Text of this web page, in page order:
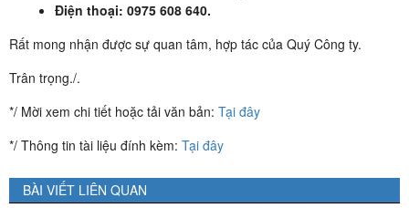
Điện thoại: 0975 608 640.
Rất mong nhận được sự quan tâm, hợp tác của Quý Công ty.
Trân trọng./.
*/ Mời xem chi tiết hoặc tải văn bản: Tại đây
*/ Thông tin tài liệu đính kèm: Tại đây
BÀI VIẾT LIÊN QUAN